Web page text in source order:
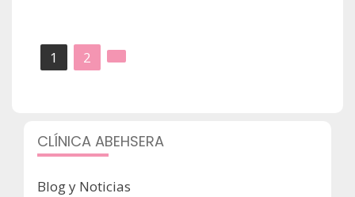
Paginación
de
1 2
CLÍNICA ABEHSERA
Blog y Noticias